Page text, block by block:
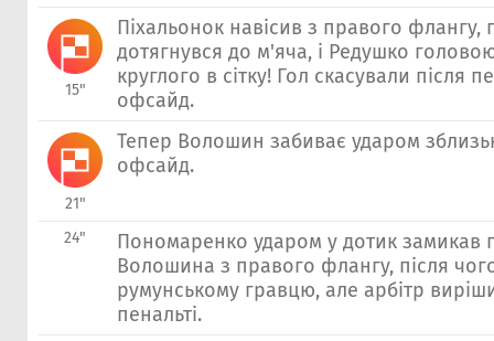
15"
Пiхальонок навісив з правого флангу,
дотягнувся до м'яча, і Редушко
круглого в сітку! Гол скасували після
офсайд.
21"
Тепер Волошин забиває ударом
офсайд.
24"
Пономаренко ударом у дотик замикав
Волошина з правого флангу, після
румунському гравцю, але арбітр
пенальті.